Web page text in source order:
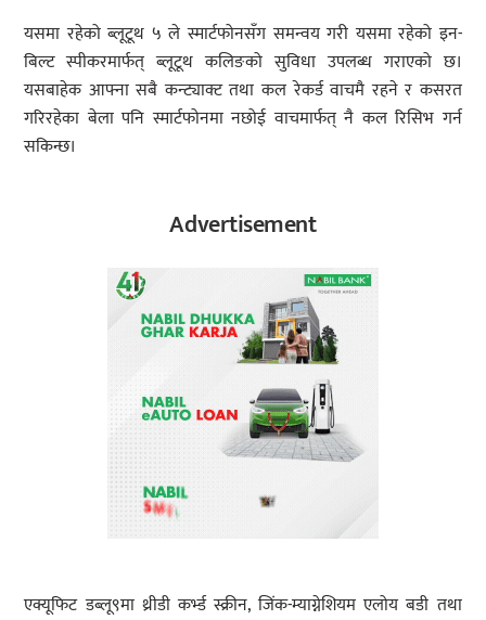
यसमा रहेको ब्लूटूथ ५ ले स्मार्टफोनसँग समन्वय गरी यसमा रहेको इन-
बिल्ट स्पीकरमार्फत् ब्लूटूथ कलिङको सुविधा उपलब्ध गराएको छ।
यसबाहेक आफ्ना सबै कन्ट्याक्ट तथा कल रेकर्ड वाचमै रहने र कसरत
गरिरहेका बेला पनि स्मार्टफोनमा नछोई वाचमार्फत् नै कल रिसिभ गर्न
सकिन्छ।
Advertisement
एक्यूफिट डब्लू९मा थ्रीडी कर्भ्ड स्क्रीन, जिंक-म्याग्नेशियम एलोय बडी तथा